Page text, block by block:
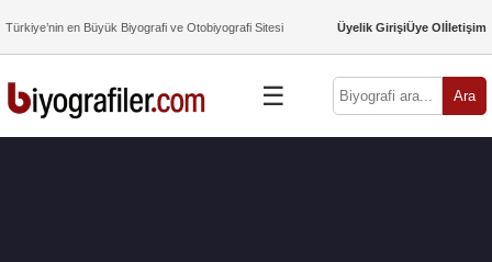
Türkiye’nin en Büyük Biyografi ve Otobiyografi Sitesi Üyelik GirişiÜye Olİletişim
☰ Ara